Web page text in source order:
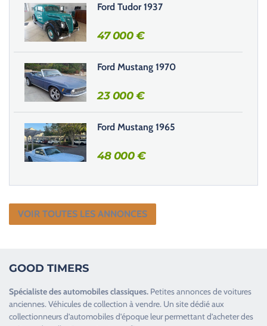
p
v
d
e
.
Ford Tudor 1937
47 000€
Ford Mustang 1970
23 000€
Ford Mustang 1965
48 000€
VOIR TOUTES LES ANNONCES
GOOD TIMERS
Spécialiste desautomobiles classiques. Petites annonces devoitures
anciennes.Véhicules de collection à vendre. Un site dédié aux
collectionneurs d’automobiles d’époque leur permettant d’acheter des